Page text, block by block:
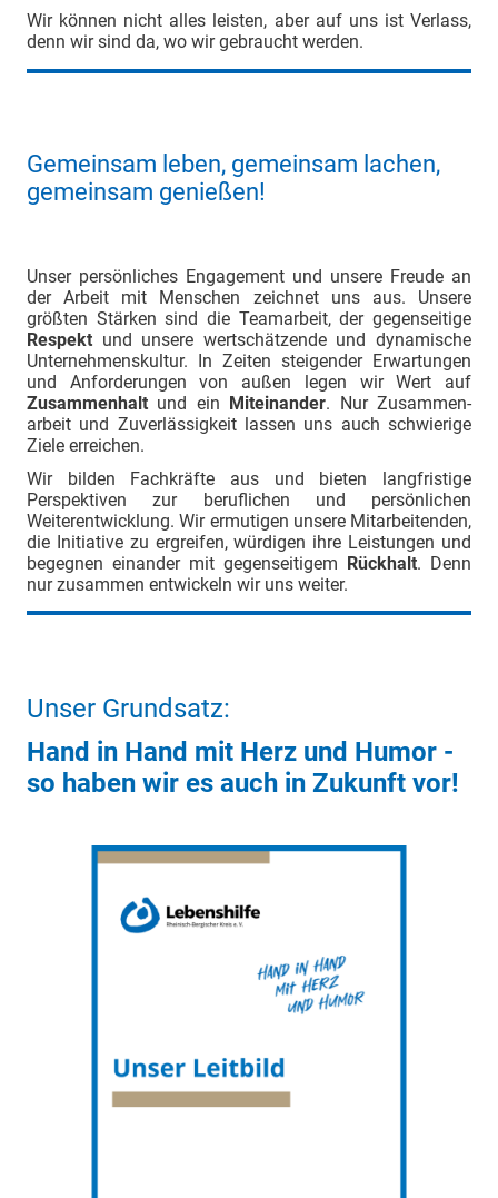
Wir können nicht alles leisten, aber auf uns ist Verlass,
denn wir sind da, wo wir gebraucht werden.
Gemeinsam leben, gemeinsam lachen,
gemeinsam genießen!
Unser persönliches Engagement und unsere Freude an
der Arbeit mit Menschen zeichnet uns aus. Unsere
größten Stärken sind die Teamarbeit, der gegenseitige
Respekt und unsere wertschätzende und dynamische
Unternehmenskultur. In Zeiten steigender Erwartungen
und Anforderungen von außen legen wir Wert auf
Zusammenhalt und ein Miteinander. Nur Zusammen-
arbeit und Zuverlässigkeit lassen uns auch schwierige
Ziele erreichen.
Wir bilden Fachkräfte aus und bieten langfristige
Perspektiven zur beruflichen und persönlichen
Weiterentwicklung. Wir ermutigen unsere Mitarbeitenden,
die Initiative zu ergreifen, würdigen ihre Leistungen und
begegnen einander mit gegenseitigem Rückhalt. Denn
nur zusammen entwickeln wir uns weiter.
Unser Grundsatz:
Hand in Hand mit Herz und Humor -
so haben wir es auch in Zukunft vor!